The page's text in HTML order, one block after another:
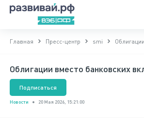
Главная Пресс-центр smi
Облигации вместо банковских
Подписаться
Новости 20 Мая 2026, 15:21:00